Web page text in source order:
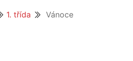
1. třída Vánoce